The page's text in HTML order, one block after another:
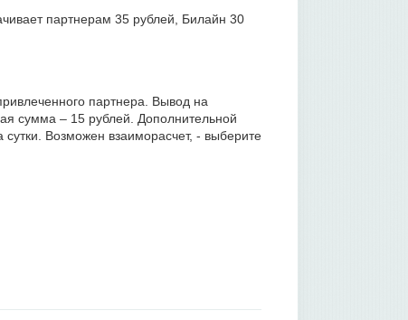
партнерам 35 рублей, Билайн 30
партнера. Вывод на
сумма – 15 рублей. Дополнительной
сутки. Возможен взаиморасчет, - выберите